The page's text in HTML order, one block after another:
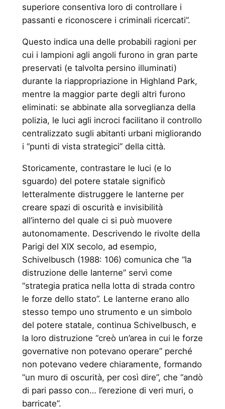
superiore consentiva loro di controllare i
passanti e riconoscere i criminali ricercati”.
Questo indica una delle probabili ragioni per
cui i lampioni agli angoli furono in gran parte
preservati (e talvolta persino illuminati)
durante la riappropriazione in Highland Park,
mentre la maggior parte degli altri furono
eliminati: se abbinate alla sorveglianza della
polizia, le luci agli incroci facilitano il controllo
centralizzato sugli abitanti urbani migliorando
i “punti di vista strategici” della città.
Storicamente, contrastare le luci (e lo
sguardo) del potere statale significò
letteralmente distruggere le lanterne per
creare spazi di oscurità e invisibilità
all’interno del quale ci si può muovere
autonomamente. Descrivendo le rivolte della
Parigi del XIX secolo, ad esempio,
Schivelbusch (1988: 106) comunica che “la
distruzione delle lanterne” servì come
“strategia pratica nella lotta di strada contro
le forze dello stato”. Le lanterne erano allo
stesso tempo uno strumento e un simbolo
del potere statale, continua Schivelbusch, e
la loro distruzione “creò un’area in cui le forze
governative non potevano operare” perché
non potevano vedere chiaramente, formando
“un muro di oscurità, per così dire”, che “andò
di pari passo con… l’erezione di veri muri, o
barricate”.